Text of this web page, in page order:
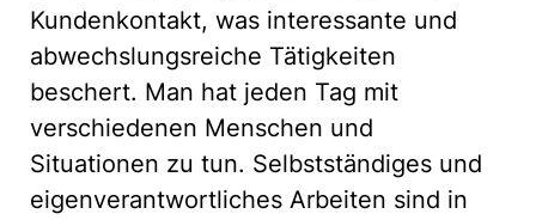
Kundenkontakt, was interessante und
abwechslungsreiche Tätigkeiten
beschert. Man hat jeden Tag mit
verschiedenen Menschen und
Situationen zu tun. Selbstständiges und
eigenverantwortliches Arbeiten sind in